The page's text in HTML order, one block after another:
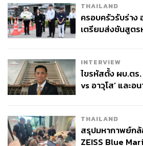
de619fb9
https://www.aljazeera.com/
s-alarm-over-escalating-
TAGS: ความขัดแย้ง Kosovo Serbia
Key Messages
THAILAND
ครอบครัวรับร่าง
เตรียมส่งชันสูตร
INTERVIEW
ไขรหัสตั้ง ผบ.ตร.
vs อาวุโส’ และ
THAILAND
สรุปมหากาพย์ก
ZEISS Blue